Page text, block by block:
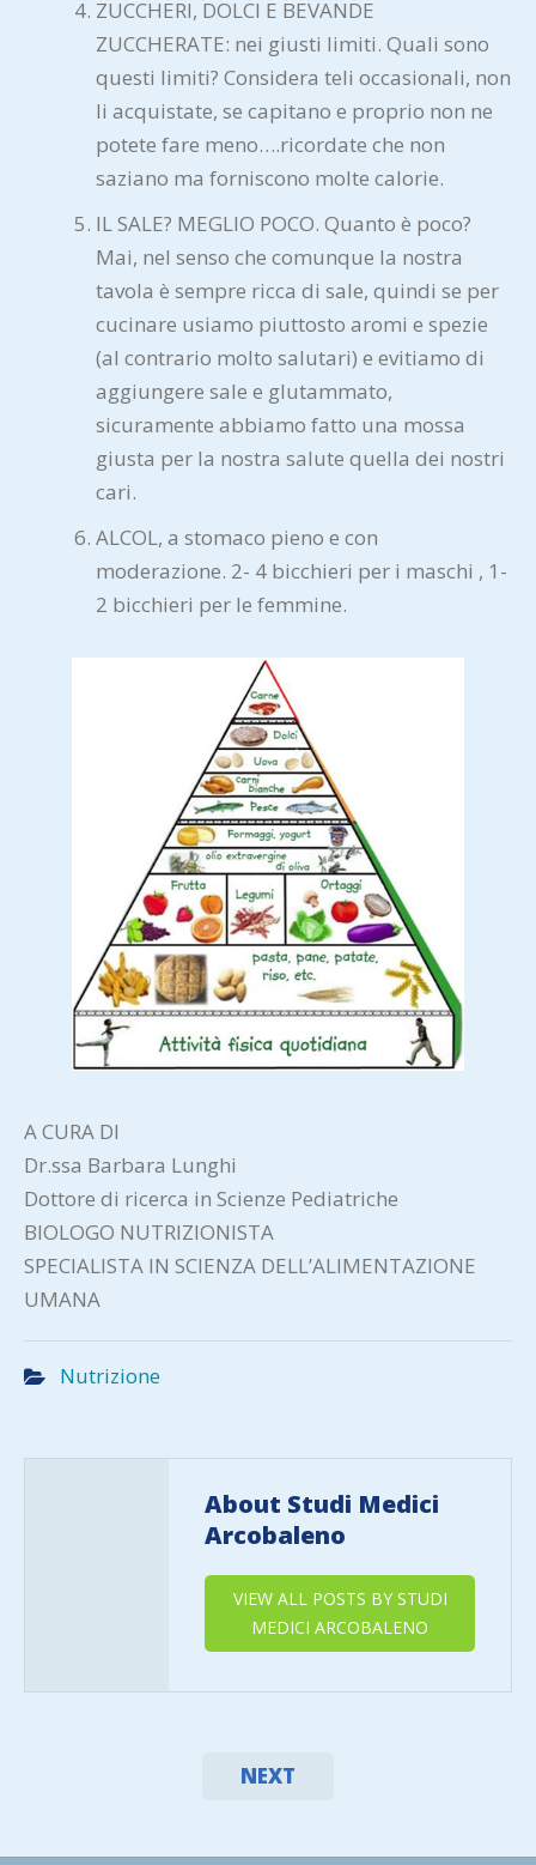
ZUCCHERI, DOLCI E BEVANDE
ZUCCHERATE: nei giusti limiti. Quali sono
questi limiti? Considera teli occasionali, non
li acquistate, se capitano e proprio non ne
potete fare meno….ricordate che non
saziano ma forniscono molte calorie.
IL SALE? MEGLIO POCO. Quanto è poco?
Mai, nel senso che comunque la nostra
tavola è sempre ricca di sale, quindi se per
cucinare usiamo piuttosto aromi e spezie
(al contrario molto salutari) e evitiamo di
aggiungere sale e glutammato,
sicuramente abbiamo fatto una mossa
giusta per la nostra salute quella dei nostri
cari.
ALCOL, a stomaco pieno e con
moderazione. 2- 4 bicchieri per i maschi , 1-
2 bicchieri per le femmine.
A CURA DI
Dr.ssa Barbara Lunghi
Dottore di ricerca in Scienze Pediatriche
BIOLOGO NUTRIZIONISTA
SPECIALISTA IN SCIENZA DELL’ALIMENTAZIONE
UMANA
Nutrizione
About Studi Medici
Arcobaleno
VIEW ALL POSTS BY STUDI
MEDICI ARCOBALENO
NEXT